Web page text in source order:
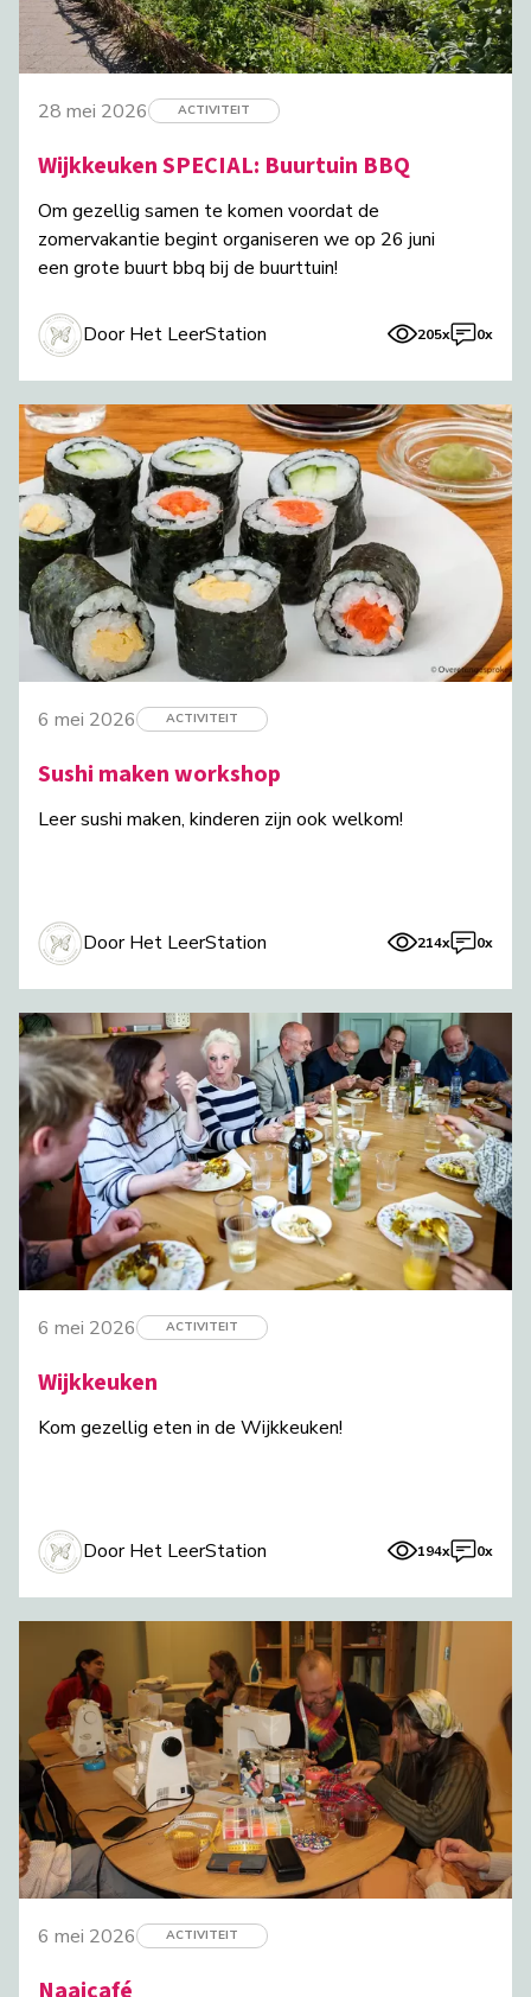
28 mei 2026 ACTIVITEIT
Wijkkeuken SPECIAL: Buurtuin BBQ
Om gezellig samen te komen voordat de
zomervakantie begint organiseren we op 26 juni
een grote buurt bbq bij de buurttuin!
Door Het LeerStation 205x 0x
6 mei 2026 ACTIVITEIT
Sushi maken workshop
Leer sushi maken, kinderen zijn ook welkom!
Door Het LeerStation 214x 0x
6 mei 2026 ACTIVITEIT
Wijkkeuken
Kom gezellig eten in de Wijkkeuken!
Door Het LeerStation 194x 0x
6 mei 2026 ACTIVITEIT